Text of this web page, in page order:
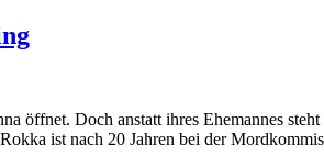
Doch anstatt ihres Ehemannes
ist nach 20 Jahren bei der